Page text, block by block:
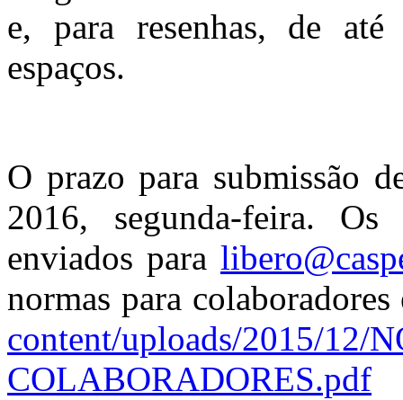
e, para resenhas, de até
espaços.
O prazo para submissão
2016, segunda-feira.
enviados para
normas para
content/uploads/2015/12/
COLABORADORES.pdf